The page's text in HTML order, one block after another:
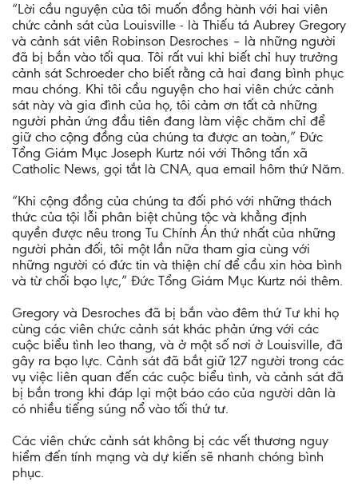
“Lời cầu nguyện của tôi muốn đồng hành với hai viên
chức cảnh sát của Louisville - là Thiếu tá Aubrey Gregory
và cảnh sát viên Robinson Desroches – là những người
đã bị bắn vào tối qua. Tôi rất vui khi biết chỉ huy trưởng
cảnh sát Schroeder cho biết rằng cả hai đang bình phục
mau chóng. Khi tôi cầu nguyện cho hai viên chức cảnh
sát này và gia đình của họ, tôi cảm ơn tất cả những
người phản ứng đầu tiên đang làm việc chăm chỉ để
giữ cho cộng đồng của chúng ta được an toàn,” Đức
Tổng Giám Mục Joseph Kurtz nói với Thông tấn xã
Catholic News, gọi tắt là CNA, qua email hôm thứ Năm.
“Khi cộng đồng của chúng ta đối phó với những thách
thức của tội lỗi phân biệt chủng tộc và khẳng định
quyền được nêu trong Tu Chính Án thứ nhất của những
người phản đối, tôi một lần nữa tham gia cùng với
những người có đức tin và thiện chí để cầu xin hòa bình
và từ chối bạo lực,” Đức Tổng Giám Mục Kurtz nói thêm.
Gregory và Desroches đã bị bắn vào đêm thứ Tư khi họ
cùng các viên chức cảnh sát khác phản ứng với các
cuộc biểu tình leo thang, và ở một số nơi ở Louisville, đã
gây ra bạo lực. Cảnh sát đã bắt giữ 127 người trong các
vụ việc liên quan đến các cuộc biểu tình, và cảnh sát đã
bị bắn trong khi đáp lại một báo cáo của người dân là
có nhiều tiếng súng nổ vào tối thứ tư.
Các viên chức cảnh sát không bị các vết thương nguy
hiểm đến tính mạng và dự kiến sẽ nhanh chóng bình
phục.